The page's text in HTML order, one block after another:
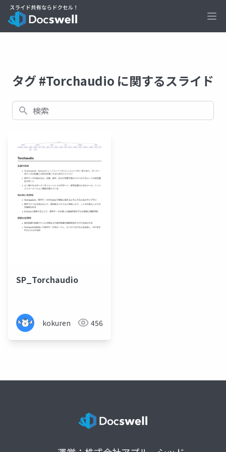
タグ #Torchaudio に関するスライド
検索
SP_Torchaudio
kokuren 456